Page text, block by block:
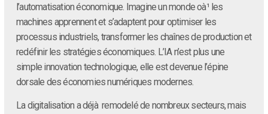
l’automatisation économique. Imagine un monde oà¹ les
machines apprennent et s’adaptent pour optimiser les
processus industriels, transformer les chaînes de production et
redéfinir les stratégies économiques. L’IA n’est plus une
simple innovation technologique, elle est devenue l’épine
dorsale des économies numériques modernes.
La digitalisation a déjà remodelé de nombreux secteurs, mais